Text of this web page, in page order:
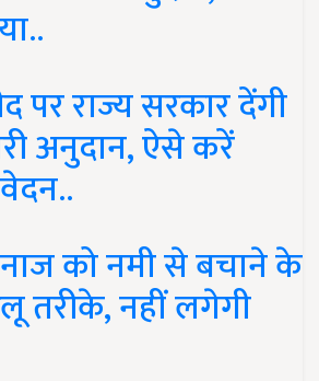
पर राज्य सरकार देंगी
अनुदान, ऐसे करें
को नमी से बचाने के
तरीके, नहीं लगेगी